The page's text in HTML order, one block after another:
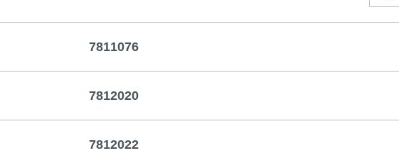
7811076
7812020
7812022